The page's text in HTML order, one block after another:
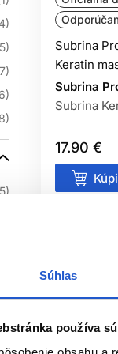
Súhlas
používa
SÚ
vlasy sa dajú
zmene farby
postup
ale produkty
typu vlasov a
4
5
7
6
8
5
Subrina
Keratin
Subrina
Subrina
17.90 €